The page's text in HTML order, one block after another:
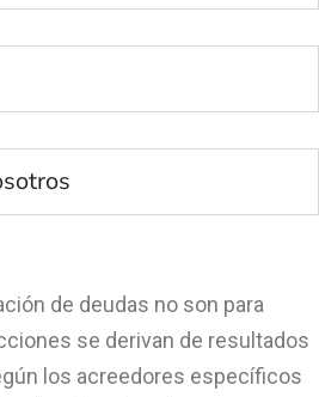
de deudas no son para
se derivan de resultados
los acreedores específicos